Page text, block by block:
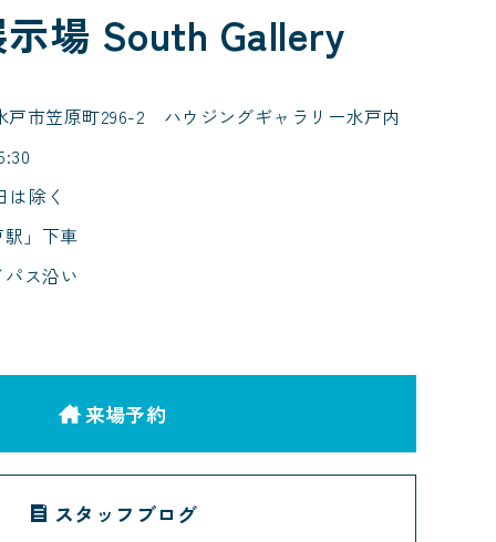
場 South Gallery
戸市笠原町296-2 ハウジングギャラリー水戸内
除く
」下車
ス沿い
来場予約
スタッフブログ